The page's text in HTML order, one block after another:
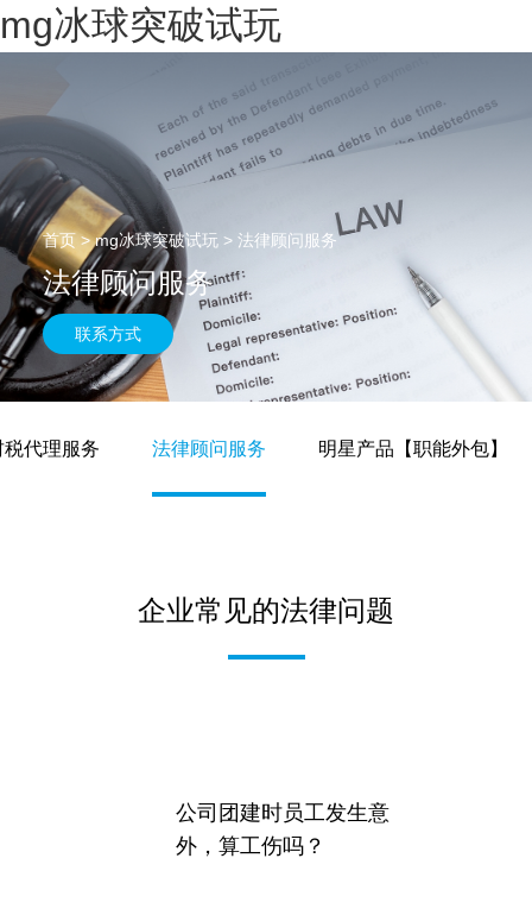
mg冰球突破试玩
首页>mg冰球突破试玩> 法律顾问服务
法律顾问服务
联系方式
税代理服务 法律顾问服务 明星产品【职能外包】
企业常见的法律问题
公司团建时员工发生意
外，算工伤吗？